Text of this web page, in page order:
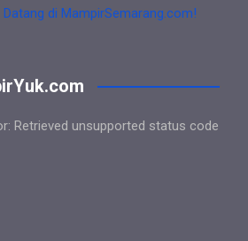
di MampirSemarang.com!
Retrieved unsupported status code